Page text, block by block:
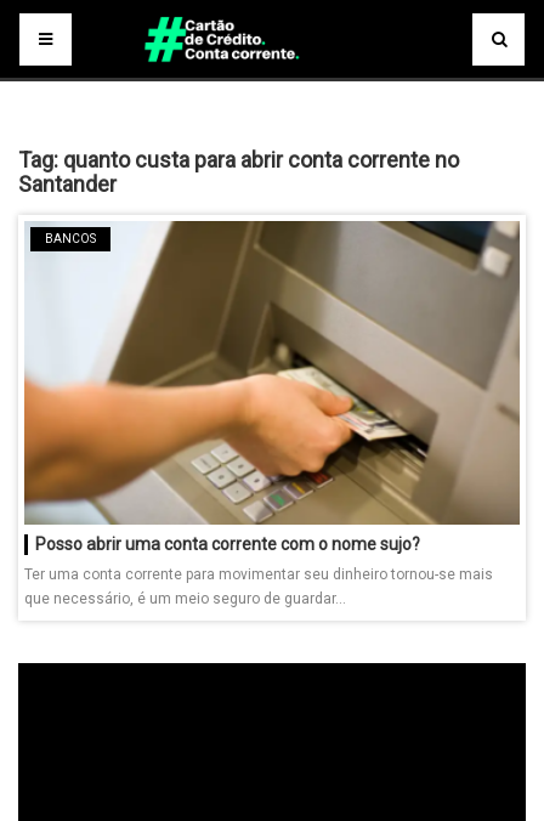
Tag: quanto custa para abrir conta corrente no
Santander
BANCOS
Posso abrir uma conta corrente com o nome sujo?
Ter uma conta corrente para movimentar seu dinheiro tornou-se mais
que necessário, é um meio seguro de guardar...